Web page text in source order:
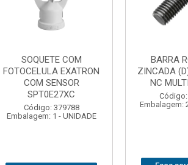
DOBRADICA PRESSAO
JOMARCA 26MM CURVA
Código: 379716
Embalagem: 10 - UNIDADE
ACO
Embalagem: